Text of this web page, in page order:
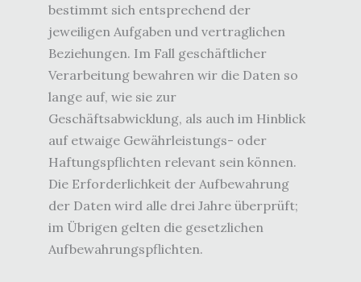
bestimmt sich entsprechend der
jeweiligen Aufgaben und vertraglichen
Beziehungen. Im Fall geschäftlicher
Verarbeitung bewahren wir die Daten so
lange auf, wie sie zur
Geschäftsabwicklung, als auch im Hinblick
auf etwaige Gewährleistungs- oder
Haftungspflichten relevant sein können.
Die Erforderlichkeit der Aufbewahrung
der Daten wird alle drei Jahre überprüft;
im Übrigen gelten die gesetzlichen
Aufbewahrungspflichten.